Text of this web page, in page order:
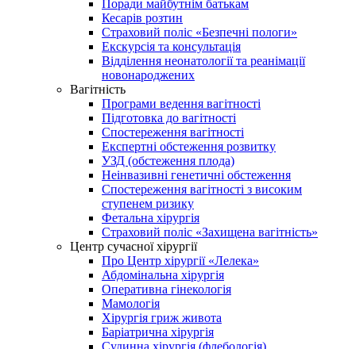
Поради майбутнім батькам
Кесарів розтин
Страховий поліс «Безпечні пологи»
Екскурсія та консультація
Відділення неонатології та реанімації
новонароджених
Вагітність
Програми ведення вагітності
Підготовка до вагітності
Спостереження вагітності
Експертні обстеження розвитку
УЗД (обстеження плода)
Неінвазивні генетичні обстеження
Спостереження вагітності з високим
ступенем ризику
Фетальна хірургія
Страховий поліс «Захищена вагітність»
Центр сучасної хірургії
Про Центр хірургії «Лелека»
Абдомінальна хірургія
Оперативна гінекологія
Мамологія
Хірургія гриж живота
Баріатрична хірургія
Судинна хірургія (флебологія)